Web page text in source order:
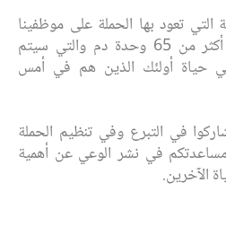
التي تعود بها الحملة على موظفينا
والمجتمع، فإننا قمنا بجمع أكثر من 65 وحدة دم والتي سيتم
حياة أولئك الذين هم في أمس
في التبرع وفي تنظيم الحملة
في نشر الوعي عن أهمية
الآخرين.